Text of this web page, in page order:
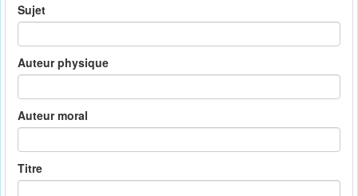
Sujet
Auteur physique
Auteur moral
Titre